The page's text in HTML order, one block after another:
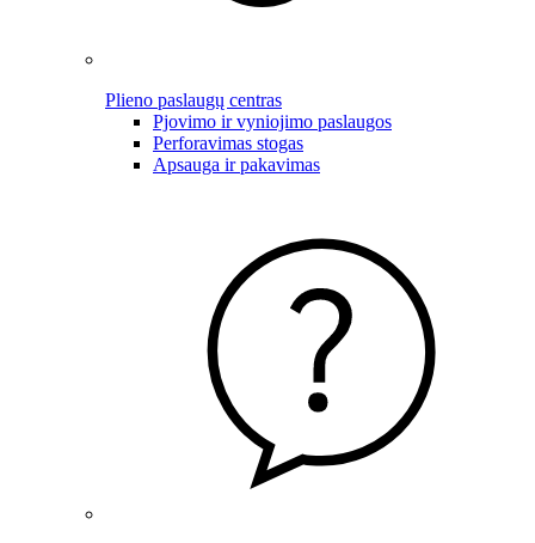
Plieno paslaugų centras
Pjovimo ir vyniojimo paslaugos
Perforavimas stogas
Apsauga ir pakavimas